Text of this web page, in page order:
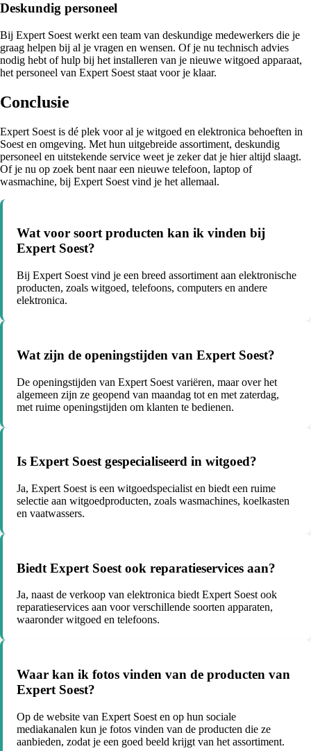
Deskundig personeel
Bij Expert Soest werkt een team van deskundige medewerkers die je
graag helpen bij al je vragen en wensen. Of je nu technisch advies
nodig hebt of hulp bij het installeren van je nieuwe witgoed apparaat,
het personeel van Expert Soest staat voor je klaar.
Conclusie
Expert Soest is dé plek voor al je witgoed en elektronica behoeften in
Soest en omgeving. Met hun uitgebreide assortiment, deskundig
personeel en uitstekende service weet je zeker dat je hier altijd slaagt.
Of je nu op zoek bent naar een nieuwe telefoon, laptop of
wasmachine, bij Expert Soest vind je het allemaal.
Wat voor soort producten kan ik vinden bij
Expert Soest?
Bij Expert Soest vind je een breed assortiment aan elektronische
producten, zoals witgoed, telefoons, computers en andere
elektronica.
Wat zijn de openingstijden van Expert Soest?
De openingstijden van Expert Soest variëren, maar over het
algemeen zijn ze geopend van maandag tot en met zaterdag,
met ruime openingstijden om klanten te bedienen.
Is Expert Soest gespecialiseerd in witgoed?
Ja, Expert Soest is een witgoedspecialist en biedt een ruime
selectie aan witgoedproducten, zoals wasmachines, koelkasten
en vaatwassers.
Biedt Expert Soest ook reparatieservices aan?
Ja, naast de verkoop van elektronica biedt Expert Soest ook
reparatieservices aan voor verschillende soorten apparaten,
waaronder witgoed en telefoons.
Waar kan ik fotos vinden van de producten van
Expert Soest?
Op de website van Expert Soest en op hun sociale
mediakanalen kun je fotos vinden van de producten die ze
aanbieden, zodat je een goed beeld krijgt van het assortiment.